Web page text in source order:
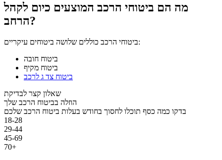
מה הם ביטוחי הרכב המוצעים כיום לקהל
הרחב?
ביטוחי הרכב כוללים שלושה ביטוחים עיקריים:
ביטוח חובה
ביטוח מקיף
ביטוח צד ג לרכב
שאלון קצר לבדיקת
הוזלה בביטוח הרכב שלך
בדקו כמה כסף תוכלו לחסוך בחודש בעלות ביטוח הרכב שלכם
18-28
29-44
45-69
70+